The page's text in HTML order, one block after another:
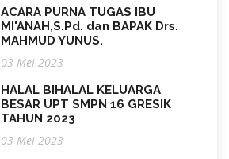
ACARA PURNA TUGAS IBU
MI'ANAH,S.Pd. dan BAPAK Drs.
MAHMUD YUNUS.
03 Mei 2023
HALAL BIHALAL KELUARGA
BESAR UPT SMPN 16 GRESIK
TAHUN 2023
03 Mei 2023